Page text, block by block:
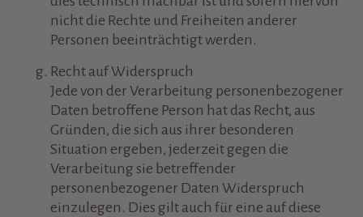
nicht die Rechte und Freiheiten anderer
Personen beeinträchtigt werden.
Recht auf Widerspruch
Jede von der Verarbeitung personenbezogener
Daten betroffene Person hat das Recht, aus
Gründen, die sich aus ihrer besonderen
Situation ergeben, jederzeit gegen die
Verarbeitung sie betreffender
personenbezogener Daten Widerspruch
einzulegen. Dies gilt auch für eine auf diese